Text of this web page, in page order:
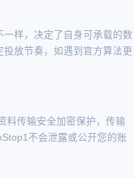
样，决定了自身可承载的数
放节奏，如遇到官方算法更
料传输安全加密保护，传输
不会泄露或公开您的账